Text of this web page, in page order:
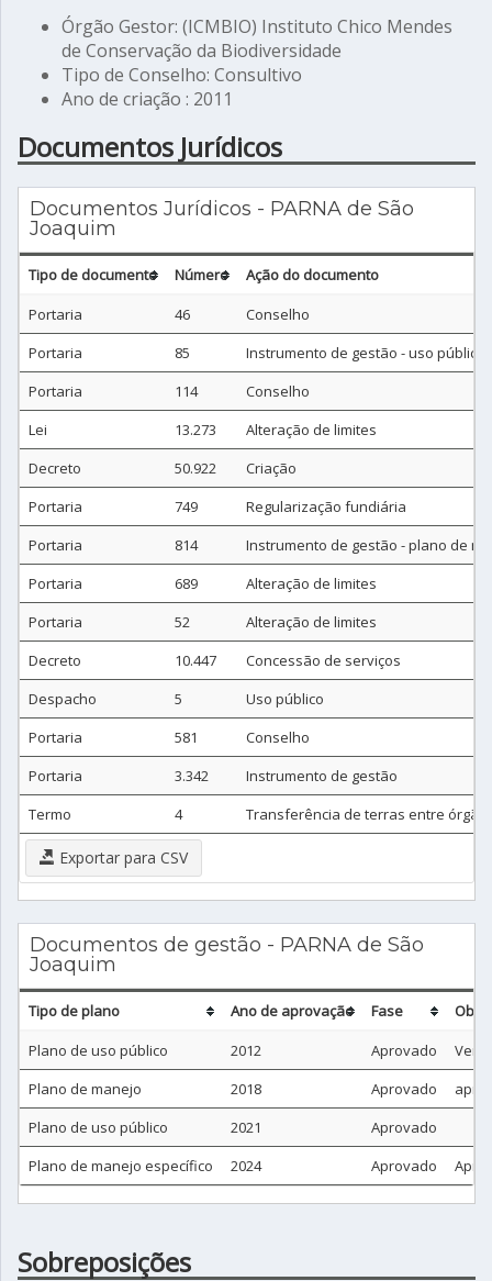
Órgão Gestor: (ICMBIO) Instituto Chico Mendes
de Conservação da Biodiversidade
Tipo de Conselho: Consultivo
Ano de criação : 2011
Documentos Jurídicos
Documentos Jurídicos - PARNA de São
Joaquim
Tipo de documento Número
Ação do documento
Portaria
46
Conselho
Portaria
85
Instrumento de gestão - uso público
Portaria
114
Conselho
Lei
13.273
Alteração de limites
Decreto
50.922
Criação
Portaria
749
Regularização fundiária
Portaria
814
Instrumento de gestão - plano de
Portaria
689
Alteração de limites
Portaria
52
Alteração de limites
Decreto
10.447
Concessão de serviços
Despacho
5
Uso público
Portaria
581
Conselho
Portaria
3.342
Instrumento de gestão
Termo
4 Transferência de terras entre
Exportar para CSV
Documentos de gestão - PARNA de São
Joaquim
Tipo de plano Ano de aprovação Fase
Plano de uso público
2012 Aprovado
Ver
Plano de manejo
2018 Aprovado
Plano de uso público
2021
Aprovado
Plano de manejo específico
2024 Aprovado
Sobreposições